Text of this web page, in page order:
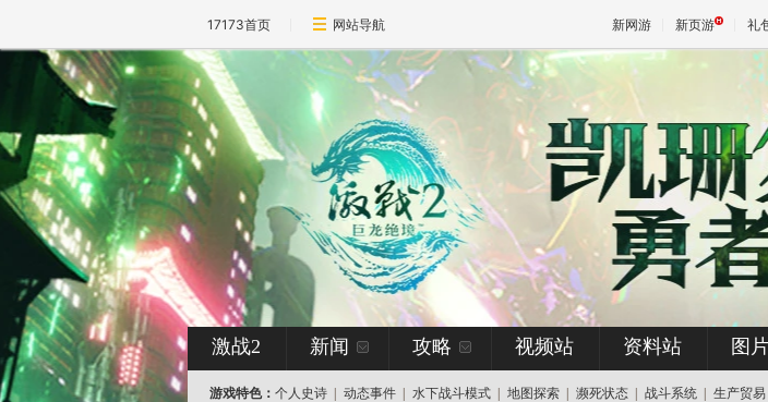
17173首页 网站导航 新网游 新页游 礼
激战2 新闻 攻略 视频站 资料站 图
游戏特色： 个人史诗 动态事件 水下战斗模式 地图探索 濒死状态 战斗系统 生产贸易